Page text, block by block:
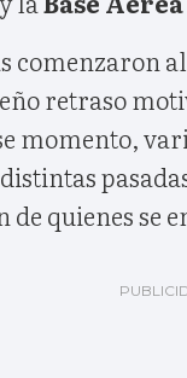
comenzaron
retraso
momento,
de quienes se